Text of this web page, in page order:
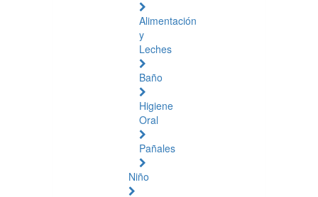
Alimentación
y
Leches
Baño
Higiene
Oral
Pañales
Niño